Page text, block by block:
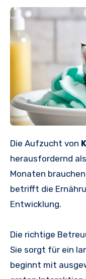
Die Aufzucht von
herausfordernd
Monaten
betrifft die
Entwicklung.
Die richtige
Sie sorgt für ein
beginnt mit